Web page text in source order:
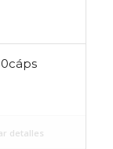
detalles